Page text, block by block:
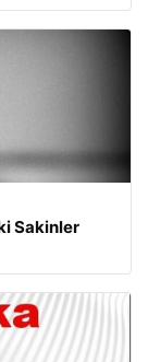
Sakinler